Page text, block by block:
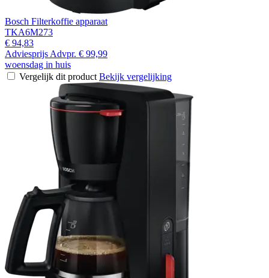
Bosch Filterkoffie apparaat
TKA6M273
€ 94,83
Adviesprijs Advpr. € 99,99
woensdag in huis
Vergelijk dit product Bekijk vergelijking